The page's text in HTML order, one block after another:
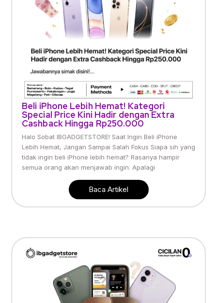
Beli iPhone Lebih Hemat! Kategori
Special Price Kini Hadir dengan Extra
Cashback Hingga Rp250.000
Halo Sobat IBGADGETSTORE! Saat Ingin Beli iPhone
Lebih Hemat, Jangan Sampai Salah Fokus Siapa sih yang
tidak ingin beli iPhone lebih hemat? Rasanya hampir
semua orang akan menjawab ingin. Apalagi
Baca Artikel